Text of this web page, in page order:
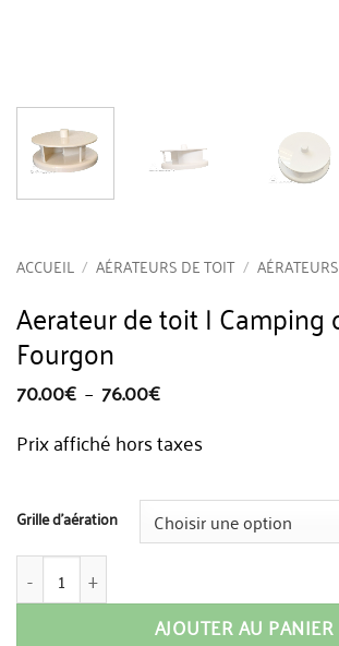
ACCUEIL / AÉRATEURS DE TOIT /
Aerateur de toit | Camping
Fourgon
70.00€ – 76.00€Plage
de
70.00€
Prix affiché hors taxes
Grille d'aération
quantité de Aerateur de toit | Camping car |
AJOUTER AU PANIER